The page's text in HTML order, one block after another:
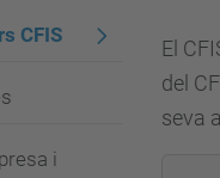
El
del
seva
CFIS
i